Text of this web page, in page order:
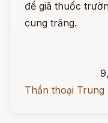
để giã thuốc
cung trăng.
Thần thoại Trung